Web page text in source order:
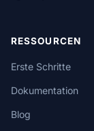
RESSOURCEN
Erste Schritte
Dokumentation
Blog